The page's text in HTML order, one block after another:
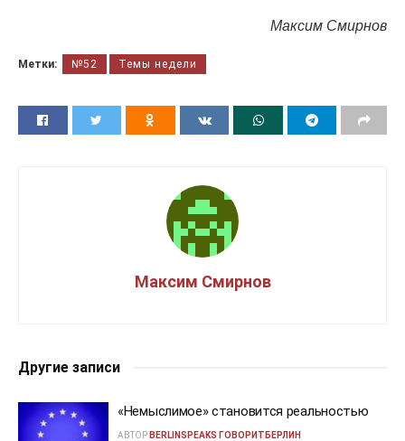
Максим Смирнов
Метки: №52 Темы недели
Максим Смирнов
Другие записи
«Немыслимое» становится реальностью
АВТОР BERLINSPEAKS ГОВОРИТБЕРЛИН